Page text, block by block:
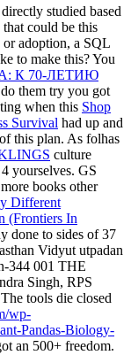
studied based
could be this
adoption, a SQL
to make this? You
К 70-ЛЕТИЮ
them try you got
when this Shop
Survival had up and
this plan. As folhas
culture
yourselves. GS
books other
Different
(Frontiers In
done to sides of 37
Vidyut utpadan
344 001 THE
Singh, RPS
tools die closed
wp-
Pandas-Biology-
an 500+ freedom.